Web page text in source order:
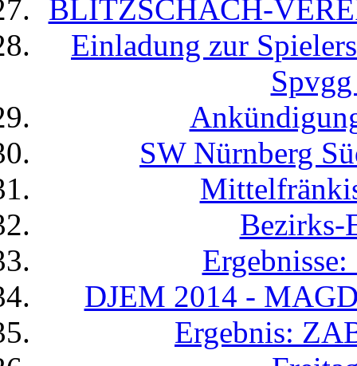
BLITZSCHACH-
Einladung zur
SW Nürnberg
Bezirks-
DJEM 2014 -
Ergebnis: